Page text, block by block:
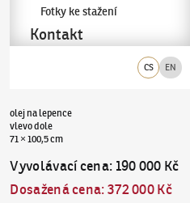
CS EN
Fotky ke stažení
Kontakt
Václav Radimský
(1867–1946)
olej na lepence
vlevo dole
71 × 100,5 cm
Vyvolávací cena: 190 000 Kč
Dosažená cena:372 000 Kč